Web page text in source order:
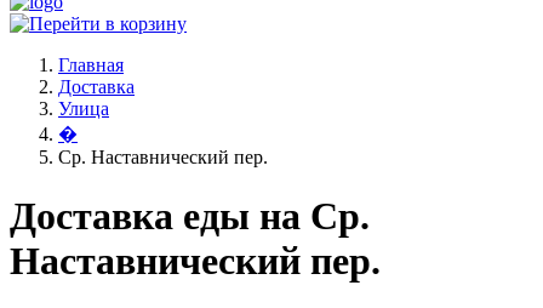
Главная
Доставка
Улица
�
Ср. Наставнический пер.
Доставка еды на Ср.
Наставнический пер.